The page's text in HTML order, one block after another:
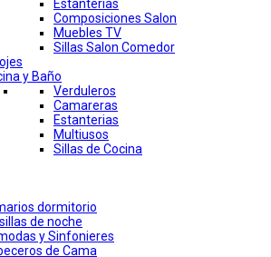
Estanterias
Composiciones Salon
Muebles TV
Sillas Salon Comedor
y Baño
Verduleros
Camareras
Estanterias
Multiusos
Sillas de Cocina
dormitorio
de noche
y Sinfonieres
de Cama